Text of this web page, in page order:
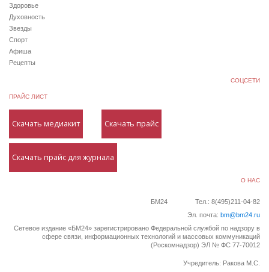
Здоровье
Духовность
Звезды
Спорт
Афиша
Рецепты
СОЦСЕТИ
ПРАЙС ЛИСТ
Скачать медиакит Скачать прайс
Скачать прайс для журнала
О НАС
БМ24
Тел.: 8(495)211-04-82
Эл. почта: bm@bm24.ru
Сетевое издание «БМ24» зарегистрировано Федеральной службой по надзору в
сфере связи, информационных технологий и массовых коммуникаций
(Роскомнадзор) ЭЛ № ФС 77-70012
Учредитель: Ракова М.С.